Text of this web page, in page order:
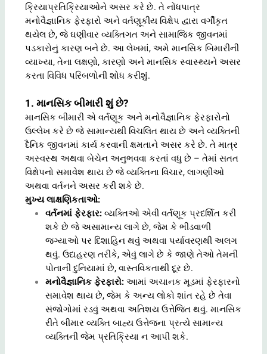
ક્રિયાપ્રતિક્રિયાઓને અસર કરે છે. તે નોંધપાત્ર
મનોવૈજ્ઞાનિક ફેરફારો અને વર્તણૂકીય વિક્ષેપ દ્વારા વર્ગીકૃત
થયેલ છે, જે ઘણીવાર વ્યક્તિગત અને સામાજિક જીવનમાં
પડકારોનું કારણ બને છે. આ લેખમાં, અમે માનસિક બિમારીની
વ્યાખ્યા, તેના લક્ષણો, કારણો અને માનસિક સ્વાસ્થ્યને અસર
કરતા વિવિધ પરિબળોની શોધ કરીશું.
1. માનસિક બીમારી શું છે?
માનસિક બીમારી એ વર્તણૂક અને મનોવૈજ્ઞાનિક ફેરફારોનો
ઉલ્લેખ કરે છે જે સામાન્યથી વિચલિત થાય છે અને વ્યક્તિની
દૈનિક જીવનમાં કાર્ય કરવાની ક્ષમતાને અસર કરે છે. તે માત્ર
અસ્વસ્થ અથવા બેચેન અનુભવવા કરતાં વધુ છે – તેમાં સતત
વિક્ષેપનો સમાવેશ થાય છે જે વ્યક્તિના વિચાર, લાગણીઓ
અથવા વર્તનને અસર કરી શકે છે.
મુખ્ય લાક્ષણિકતાઓ:
વર્તનમાં ફેરફાર: વ્યક્તિઓ એવી વર્તણૂક પ્રદર્શિત કરી
શકે છે જે અસામાન્ય લાગે છે, જેમ કે ભીડવાળી
જગ્યાઓ પર દિશાહિન થવું અથવા પર્યાવરણથી અલગ
થવું. ઉદાહરણ તરીકે, એવું લાગે છે કે જાણે તેઓ તેમની
પોતાની દુનિયામાં છે, વાસ્તવિકતાથી દૂર છે.
મનોવૈજ્ઞાનિક ફેરફારો: આમાં અચાનક મૂડમાં ફેરફારનો
સમાવેશ થાય છે, જેમ કે અન્ય લોકો શાંત રહે છે તેવા
સંજોગોમાં રડવું અથવા અતિશય ઉત્તેજિત થવું. માનસિક
રીતે બીમાર વ્યક્તિ બાહ્ય ઉત્તેજના પ્રત્યે સામાન્ય
વ્યક્તિની જેમ પ્રતિક્રિયા ન આપી શકે.